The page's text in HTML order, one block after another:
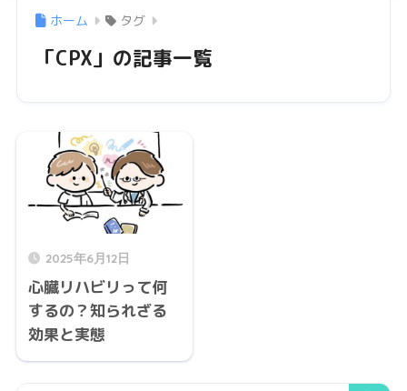
ホーム タグ
「CPX」の記事一覧
2025年6月12日
心臓リハビリって何
するの？知られざる
効果と実態